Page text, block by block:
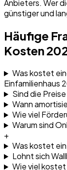
Anbieters. Wer
günstiger und
Häufige
Kosten
Was kostet
Einfamilienhaus
Sind die
Wann
Wie viel
Warum sind
+
Was kostet
Lohnt sich
Wie viel kostet